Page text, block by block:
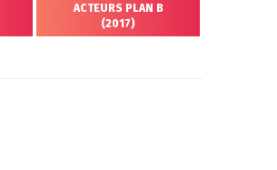
ACTEURS PLAN B
(2017)